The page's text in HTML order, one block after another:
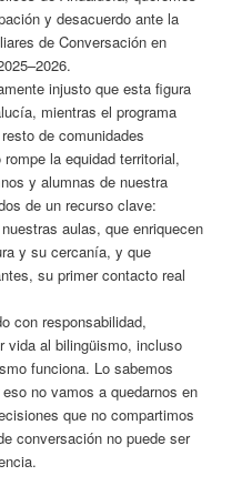
y desacuerdo ante la
de Conversación en
injusto que esta figura
mientras el programa
de comunidades
la equidad territorial,
y alumnas de nuestra
de un recurso clave:
aulas, que enriquecen
y su cercanía, y que
su primer contacto real
con responsabilidad,
vida al bilingüismo, incluso
funciona. Lo sabemos
no vamos a quedarnos en
que no compartimos
conversación no puede ser